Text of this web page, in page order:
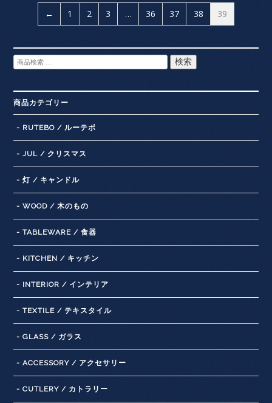
← 1 2 3 … 36 37 38 39
検
索
象:
検索
商品カテゴリー
- RUTEBO / ルーテボ
- JUL / クリスマス
- 灯 / キャンドル
- WOOD / 木のもの
- TABLEWARE / 食器
- KITCHEN / キッチン
- INTERIOR / インテリア
- TEXTILE / テキスタイル
- GLASS / ガラス
- ACCESSORY / アクセサリー
- CUTLERY / カトラリー